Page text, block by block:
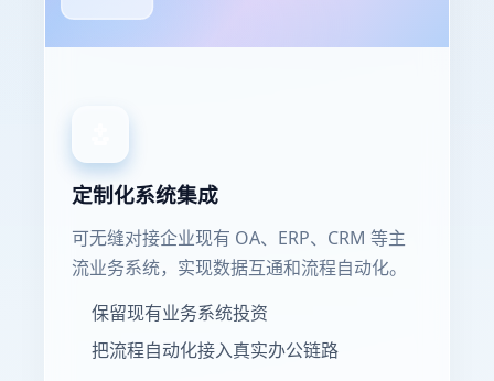
定制化系统集成
可无缝对接企业现有 OA、ERP、CRM 等主
流业务系统，实现数据互通和流程自动化。
保留现有业务系统投资
把流程自动化接入真实办公链路